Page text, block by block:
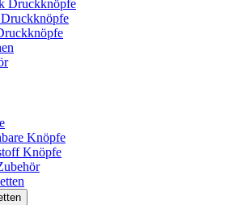
Druckknöpfe
Druckknöpfe
Knöpfe
Knöpfe